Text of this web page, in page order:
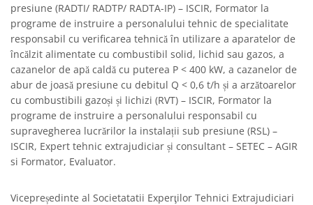
presiune (RADTI/ RADTP/ RADTA-IP) – ISCIR, Formator la
programe de instruire a personalului tehnic de specialitate
responsabil cu verificarea tehnică în utilizare a aparatelor de
încălzit alimentate cu combustibil solid, lichid sau gazos, a
cazanelor de apă caldă cu puterea P < 400 kW, a cazanelor de
abur de joasă presiune cu debitul Q < 0,6 t/h și a arzătoarelor
cu combustibili gazoși și lichizi (RVT) – ISCIR, Formator la
programe de instruire a personalului responsabil cu
supravegherea lucrărilor la instalații sub presiune (RSL) –
ISCIR, Expert tehnic extrajudiciar și consultant – SETEC – AGIR
si Formator, Evaluator.
Vicepreședinte al Societatatii Experţilor Tehnici Extrajudiciari